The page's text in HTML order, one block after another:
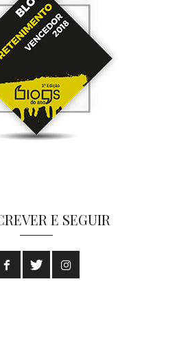
E SEGUIR